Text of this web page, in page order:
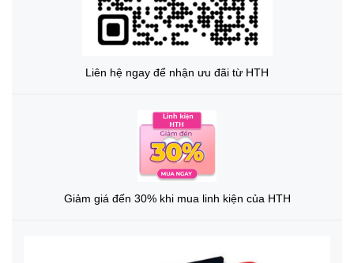
Liên hệ ngay để nhận ưu đãi từ HTH
Giảm giá đến 30% khi mua linh kiện của HTH